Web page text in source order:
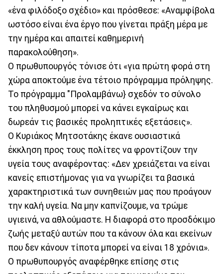
«ένα φιλόδοξο σχέδιο» και πρόσθεσε: «Αναμφίβολα
ωστόσο είναι ένα έργο που γίνεται πράξη μέρα με
την ημέρα και απαιτεί καθημερινή
παρακολούθηση».
Ο πρωθυπουργός τόνισε ότι «για πρώτη φορά στη
χώρα αποκτούμε ένα τέτοιο πρόγραμμα πρόληψης.
Το πρόγραμμα "Προλαμβάνω} σχεδόν το σύνολο
του πληθυσμού μπορεί να κάνει εγκαίρως και
δωρεάν τις βασικές προληπτικές εξετάσεις».
Ο Κυριάκος Μητσοτάκης έκανε ουσιαστικά
έκκληση προς τους πολίτες να φροντίζουν την
υγεία τους αναφέροντας: «Δεν χρειάζεται να είναι
κανείς επιστήμονας για να γνωρίζει τα βασικά
χαρακτηριστικά των συνηθειών μας που προάγουν
την καλή υγεία. Να μην καπνίζουμε, να τρώμε
υγιεινά, να αθλούμαστε. Η διαφορά στο προσδόκιμο
ζωής μεταξύ αυτών που τα κάνουν όλα και εκείνων
που δεν κάνουν τίποτα μπορεί να είναι 18 χρόνια».
Ο πρωθυπουργός αναφέρθηκε επίσης στις